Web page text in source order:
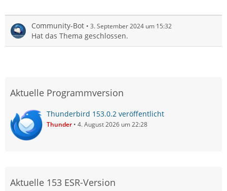
Community-Bot 3. September 2024 um 15:32
Hat das Thema geschlossen.
Aktuelle Programmversion
Thunderbird 153.0.2 veröffentlicht
Thunder 4. August 2026 um 22:28
Aktuelle 153 ESR-Version